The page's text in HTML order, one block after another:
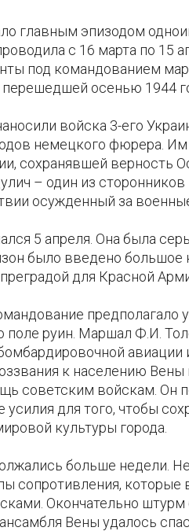
главным эпизодом
с 16 марта по 15
под командованием
перешедшей осенью 1944
войска 3-его
немецкого фюрера. Им
сохранявшей верность
– один из
осужденный за
5 апреля. Она была
было введено
для Красной
предполагало
поле руин. Маршал Ф.И.
к населению
советским войскам. Он
усилия для того, чтобы
культуры города.
больше недели.
сопротивления,
Окончательно
Вены удалось